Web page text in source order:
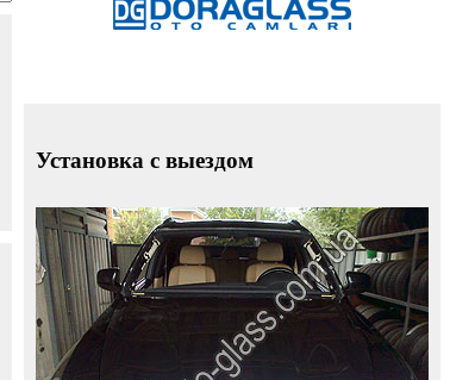
Установка с выездом